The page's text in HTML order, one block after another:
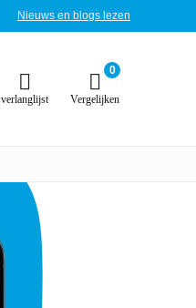
Nieuws en blogs lezen
verlanglijst
0
Vergelijken